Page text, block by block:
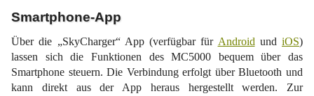
Smartphone-App
Über die „SkyCharger“ App (verfügbar für Android und iOS)
lassen sich die Funktionen des MC5000 bequem über das
Smartphone steuern. Die Verbindung erfolgt über Bluetooth und
kann direkt aus der App heraus hergestellt werden. Zur